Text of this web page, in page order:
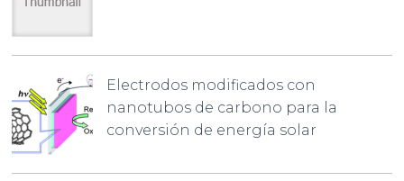
Electrodos modificados con
nanotubos de carbono para la
conversión de energía solar